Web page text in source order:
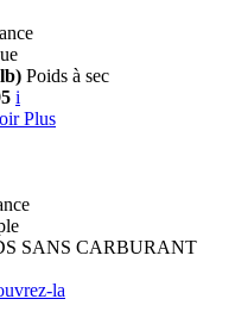
Poids à sec
i
Plus
SANS CARBURANT
la